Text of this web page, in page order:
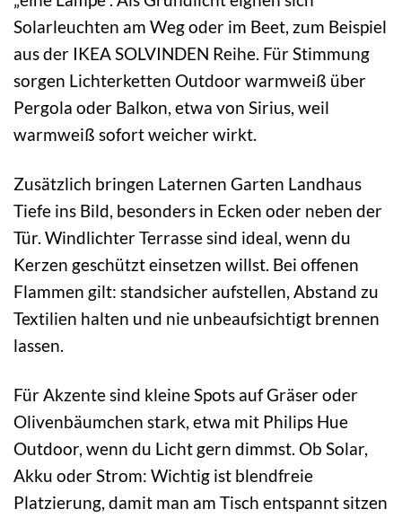
Solarleuchten am Weg oder im Beet, zum Beispiel
aus der IKEA SOLVINDEN Reihe. Für Stimmung
sorgen Lichterketten Outdoor warmweiß über
Pergola oder Balkon, etwa von Sirius, weil
warmweiß sofort weicher wirkt.
Zusätzlich bringen Laternen Garten Landhaus
Tiefe ins Bild, besonders in Ecken oder neben der
Tür. Windlichter Terrasse sind ideal, wenn du
Kerzen geschützt einsetzen willst. Bei offenen
Flammen gilt: standsicher aufstellen, Abstand zu
Textilien halten und nie unbeaufsichtigt brennen
lassen.
Für Akzente sind kleine Spots auf Gräser oder
Olivenbäumchen stark, etwa mit Philips Hue
Outdoor, wenn du Licht gern dimmst. Ob Solar,
Akku oder Strom: Wichtig ist blendfreie
Platzierung, damit man am Tisch entspannt sitzen